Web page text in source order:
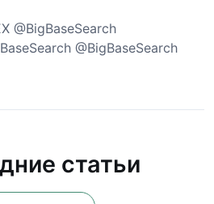
@BigBaseSearch
статьи